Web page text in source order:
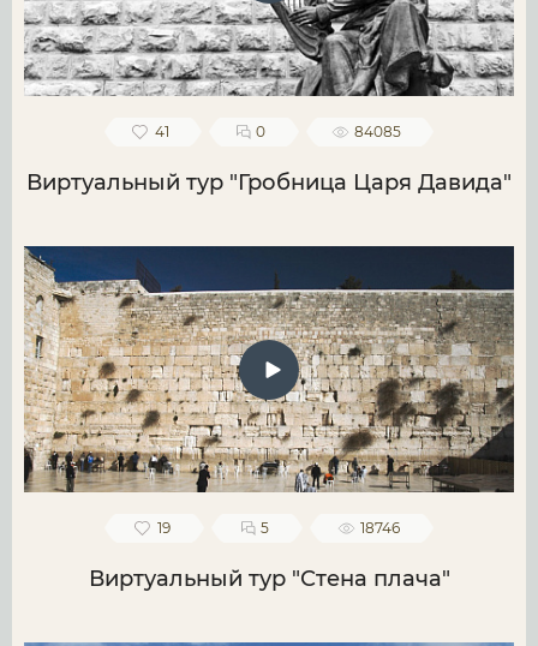
41 0 84085
Виртуальный тур "Гробница Царя Давида"
19 5 18746
Виртуальный тур "Стена плача"